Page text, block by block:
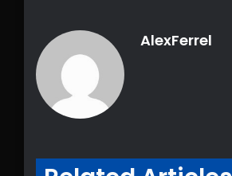
AlexFerrel